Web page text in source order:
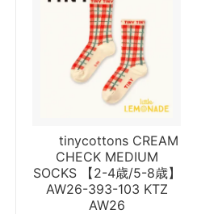
tinycottons CREAM
CHECK MEDIUM
SOCKS 【2-4歳/5-8歳】
AW26-393-103 KTZ
AW26